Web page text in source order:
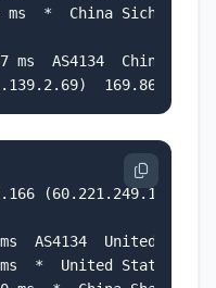
*  China Sichuan
AS4134  China
169.86 ms
(60.221.249.166),
AS4134  United
*  United States